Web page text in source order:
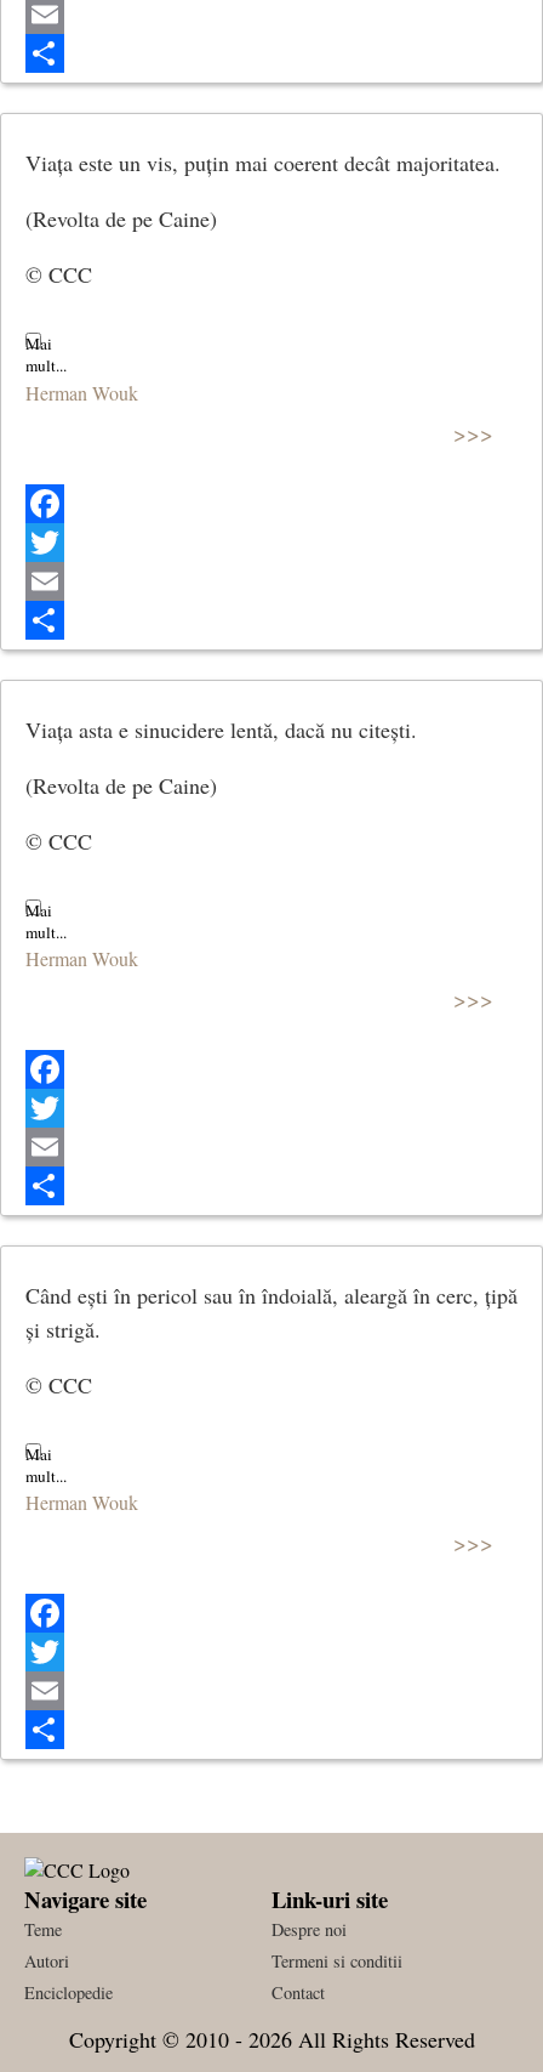
Twitter
Email
Share
Viața este un vis, puțin mai coerent decât majoritatea.
(Revolta de pe Caine)
© CCC
Herman Wouk
>>>
Facebook
Twitter
Email
Share
Viața asta e sinucidere lentă, dacă nu citești.
(Revolta de pe Caine)
© CCC
Herman Wouk
>>>
Facebook
Twitter
Email
Share
Când ești în pericol sau în îndoială, aleargă în cerc, țipă
și strigă.
© CCC
Herman Wouk
>>>
Facebook
Twitter
Email
Share
Navigare site
Teme
Autori
Enciclopedie
Link-uri site
Despre noi
Termeni si conditii
Contact
Copyright © 2010 - 2026 All Rights Reserved